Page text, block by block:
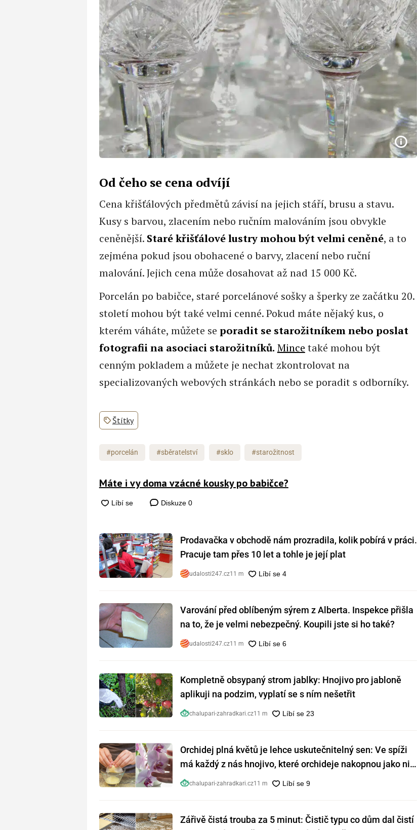
Od čeho se cena odvíjí
Cena křišťálových předmětů závisí na jejich stáří, brusu a stavu.
Kusy s barvou, zlacením nebo ručním malováním jsou obvykle
ceněnější. Staré křišťálové lustry mohou být velmi ceněné, a to
zejména pokud jsou obohacené o barvy, zlacení nebo ruční
malování. Jejich cena může dosahovat až nad 15 000 Kč.
Porcelán po babičce, staré porcelánové sošky a šperky ze začátku 20.
století mohou být také velmi cenné. Pokud máte nějaký kus, o
kterém váháte, můžete se poradit se starožitníkem nebo poslat
fotografii na asociaci starožitníků. Mince také mohou být
cenným pokladem a můžete je nechat zkontrolovat na
specializovaných webových stránkách nebo se poradit s odborníky.
Štítky
#porcelán #sběratelství #sklo #starožitnost
Máte i vy doma vzácné kousky po babičce?
Diskuze 0
Prodavačka v obchodě nám prozradila, kolik pobírá v práci.
Pracuje tam přes 10 let a tohle je její plat
udalosti247.cz11 m
Varování před oblíbeným sýrem z Alberta. Inspekce přišla
na to, že je velmi nebezpečný. Koupili jste si ho také?
udalosti247.cz11 m
Kompletně obsypaný strom jablky: Hnojivo pro jabloně
aplikuji na podzim, vyplatí se s ním nešetřit
chalupari-zahradkari.cz11 m
Orchidej plná květů je lehce uskutečnitelný sen: Ve spíži
má každý z nás hnojivo, které orchideje nakopnou jako nic
předtím
chalupari-zahradkari.cz11 m
Zářivě čistá trouba za 5 minut: Čistič typu co dům dal čistí